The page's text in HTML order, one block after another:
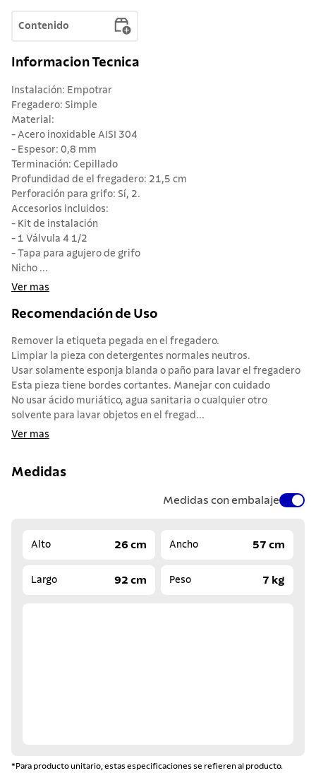
Contenido
Informacion Tecnica
Instalación: Empotrar
Fregadero: Simple
Material:
- Acero inoxidable AISI 304
- Espesor: 0,8 mm
Terminación: Cepillado
Profundidad de el fregadero: 21,5 cm
Perforación para grifo: Sí, 2.
Accesorios incluidos:
- Kit de instalación
- 1 Válvula 4 1/2
- Tapa para agujero de grifo
Nicho ...
Ver mas
Recomendación de Uso
Remover la etiqueta pegada en el fregadero.
Limpiar la pieza con detergentes normales neutros.
Usar solamente esponja blanda o paño para lavar el fregadero
Esta pieza tiene bordes cortantes. Manejar con cuidado
No usar ácido muriático, agua sanitaria o cualquier otro
solvente para lavar objetos en el fregad...
Ver mas
Medidas
Medidas con embalaje
Alto 26 cm Ancho 57 cm
Largo 92 cm Peso 7 kg
*Para producto unitario, estas especificaciones se refieren al producto.